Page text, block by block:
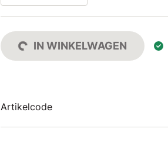
IN WINKELWAGEN
Artikelcode